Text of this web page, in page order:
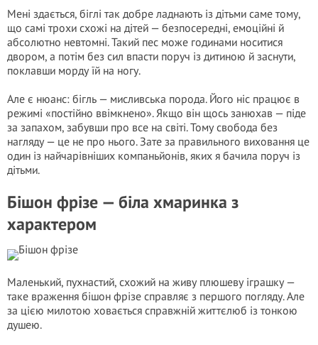
Мені здається, біглі так добре ладнають із дітьми саме тому,
що самі трохи схожі на дітей — безпосередні, емоційні й
абсолютно невтомні. Такий пес може годинами носитися
двором, а потім без сил впасти поруч із дитиною й заснути,
поклавши морду їй на ногу.
Але є нюанс: бігль — мисливська порода. Його ніс працює в
режимі «постійно ввімкнено». Якщо він щось занюхав — піде
за запахом, забувши про все на світі. Тому свобода без
нагляду — це не про нього. Зате за правильного виховання це
один із найчарівніших компаньйонів, яких я бачила поруч із
дітьми.
Бішон фрізе — біла хмаринка з
характером
Маленький, пухнастий, схожий на живу плюшеву іграшку —
таке враження бішон фрізе справляє з першого погляду. Але
за цією милотою ховається справжній життєлюб із тонкою
душею.